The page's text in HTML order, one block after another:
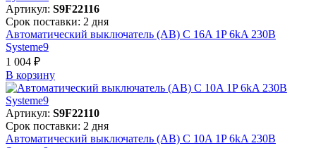
Артикул: S9F22116
Срок поставки: 2 дня
Автоматический выключатель (АВ) C 16A 1P 6kA 230В
Systeme9
1 004 ₽
В корзинy
Артикул: S9F22110
Срок поставки: 2 дня
Автоматический выключатель (АВ) C 10A 1P 6kA 230В